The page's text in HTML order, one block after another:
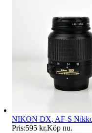
NIKON DX, AF-S
Pris:595 kr,Köp nu.